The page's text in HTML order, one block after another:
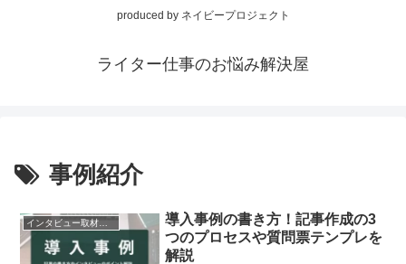
produced by ネイビープロジェクト
ライター仕事のお悩み解決屋
事例紹介
インタビュー取材記事制作
導入事例の書き方！記事作成の3
つのプロセスや質問票テンプレを
解説